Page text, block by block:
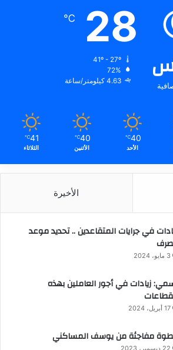
28
℃
72%
4.63 كيلومتر/ساعة
40
℃
الأحد
40
℃
الأثنين
41
℃
الثلاثاء
الأخيرة
في جرايات المتقاعدين .. تحديد موعد
3 مايو، 2024
زيادات في أجور العاملين بهذه
17 أبريل، 2024
مفاجئة من يوسف المساكني
22 ديسمبر، 2023